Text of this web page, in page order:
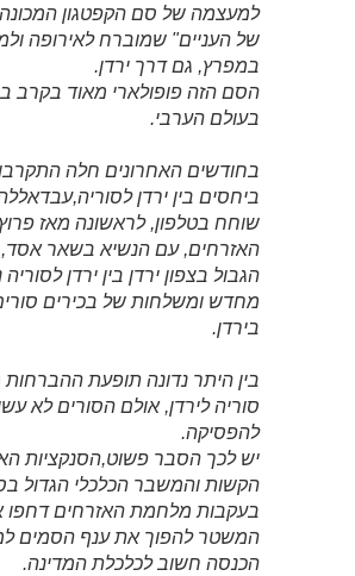
למעצמה של סם הקפטגון המכונה
של העניים" שמוברח לאירופה
במפרץ, גם דרך ירדן.
הסם הזה פופולארי מאוד בקרב
בעולם הערבי.
בחודשים האחרונים חלה
ביחסים בין ירדן
שוחח בטלפון, לראשונה מאז
האזרחים, עם הנשיא בשאר
הגבול בצפון ירדן בין ירדן
מחדש ומשלחות של בכירים
בירדן.
בין היתר נדונה תופעת
סוריה לירדן, אולם הסורים לא
להפסיקה.
יש לכך הסבר פשוט,הסנקציות
הקשות והמשבר הכלכלי הגדול
בעקבות מלחמת האזרחים דחפו
המשטר להפוך את ענף הסמים
הכנסה חשוב לכלכלת המדינה.